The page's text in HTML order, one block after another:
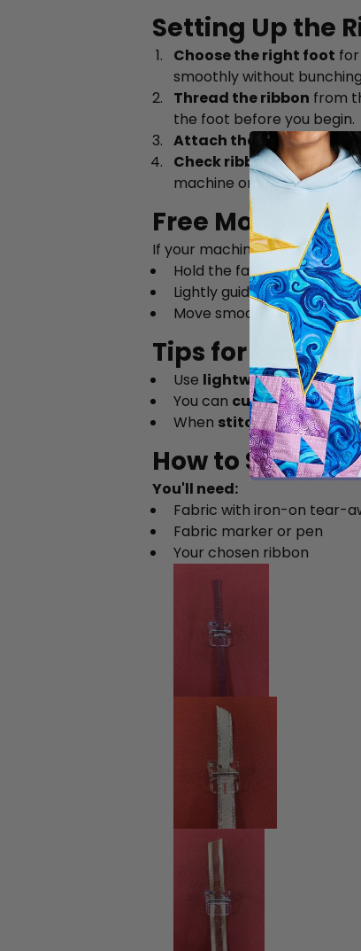
Setting Up the
Choose the right foot
smoothly without
Thread the ribbon from
the foot before you begin.
Attach the foot to the
Check ribbon flow
—
machine or drape it over
Free Motion
If your machine has a free
Hold the fabric end when
Lightly guide the fabric to
Move smoothly and at an
Tips for best
Use lightweight, flat
You can cut your own
When stitching a spiral,
How to Sew a
You'll need:
Fabric with iron-on tear-
Fabric marker or pen
Your chosen ribbon